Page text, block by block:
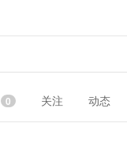
0 关注 动态